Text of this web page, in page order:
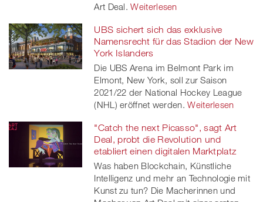
Art Deal. Weiterlesen
UBS sichert sich das exklusive
Namensrecht für das Stadion der New
York Islanders
Die UBS Arena im Belmont Park im
Elmont, New York, soll zur Saison
2021/22 der National Hockey League
(NHL) eröffnet werden. Weiterlesen
"Catch the next Picasso", sagt Art
Deal, probt die Revolution und
etabliert einen digitalen Marktplatz
Was haben Blockchain, Künstliche
Intelligenz und mehr an Technologie mit
Kunst zu tun? Die Macherinnen und